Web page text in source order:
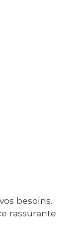
besoins.
rassurante